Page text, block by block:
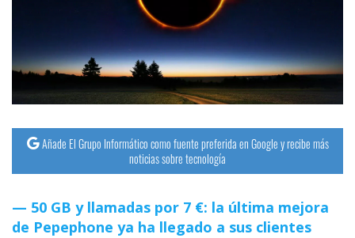
Añade El Grupo Informático como fuente preferida en Google y recibe más
noticias sobre tecnología
50 GB y llamadas por 7 €: la última mejora
de Pepephone ya ha llegado a sus clientes